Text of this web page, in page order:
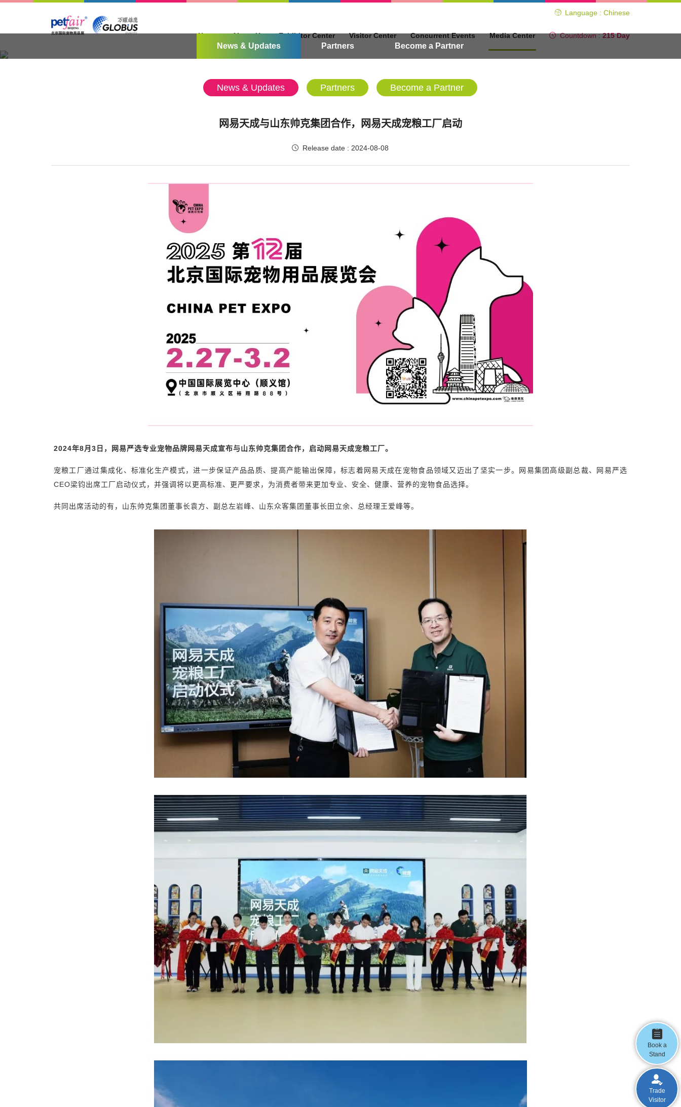
Language : Chinese
Countdown :215 Day
Home About Us Exhibitor Center Visitor Center Concurrent Events Media Center
News & Updates Partners Become a Partner
News & Updates Partners Become a Partner
网易天成与山东帅克集团合作，网易天成宠粮工厂启动
Release date : 2024-08-08
2024年8月3日，网易严选专业宠物品牌网易天成宣布与山东帅克集团合作，启动网易天成宠粮工厂。
宠粮工厂通过集成化、标准化生产模式，进一步保证产品品质、提高产能输出保障，标志着网易天成在宠物食品领域又迈出了坚实一步。网易集团高级副总裁、网易严选
CEO梁钧出席工厂启动仪式，并强调将以更高标准、更严要求，为消费者带来更加专业、安全、健康、营养的宠物食品选择。
共同出席活动的有，山东帅克集团董事长袁方、副总左岩峰、山东众客集团董事长田立余、总经理王爱峰等。
Book a
Stand
Trade
Visitor